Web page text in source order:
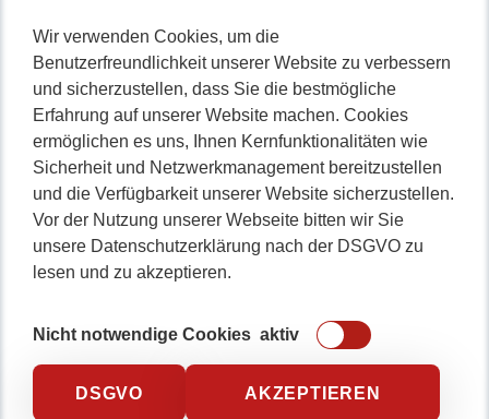
Wir verwenden Cookies, um die
Benutzerfreundlichkeit unserer Website zu verbessern
und sicherzustellen, dass Sie die bestmögliche
Erfahrung auf unserer Website machen. Cookies
ermöglichen es uns, Ihnen Kernfunktionalitäten wie
Sicherheit und Netzwerkmanagement bereitzustellen
und die Verfügbarkeit unserer Website sicherzustellen.
Vor der Nutzung unserer Webseite bitten wir Sie
unsere Datenschutzerklärung nach der DSGVO zu
lesen und zu akzeptieren.
Nicht notwendige Cookies aktiv
DSGVO AKZEPTIEREN
Softwarehaus
Webseitenoptimierung
WordPress absichern
Webseite wiederherstellen
Karriere
Nicht lange schnacken
gleich durchstarten!